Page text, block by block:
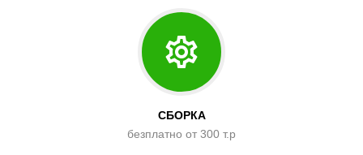
СБОРКА
безплатно от 300 т.р